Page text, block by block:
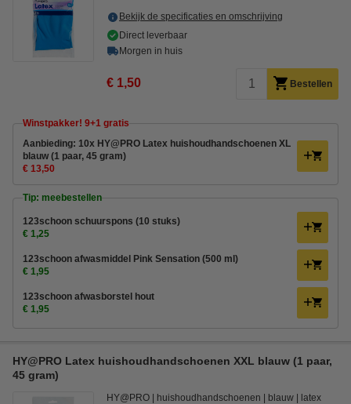
Bekijk de specificaties en omschrijving
Direct leverbaar
Morgen in huis
€ 1,50 Bestellen
Winstpakker! 9+1 gratis
Aanbieding: 10x HY@PRO Latex huishoudhandschoenen XL
blauw (1 paar, 45 gram)
€ 13,50
Tip: meebestellen
123schoon schuurspons (10 stuks)
€ 1,25
123schoon afwasmiddel Pink Sensation (500 ml)
€ 1,95
123schoon afwasborstel hout
€ 1,95
HY@PRO Latex huishoudhandschoenen XXL blauw (1 paar,
45 gram)
HY@PRO huishoudhandschoenen blauw latex